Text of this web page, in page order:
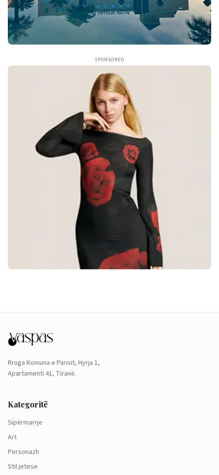
SPONSORED
Rruga Komuna e Parisit, Hyrja 1,
Apartamenti 41, Tiranë.
Kategoritë
Sipërmarrje
Art
Personazh
Stil jetese